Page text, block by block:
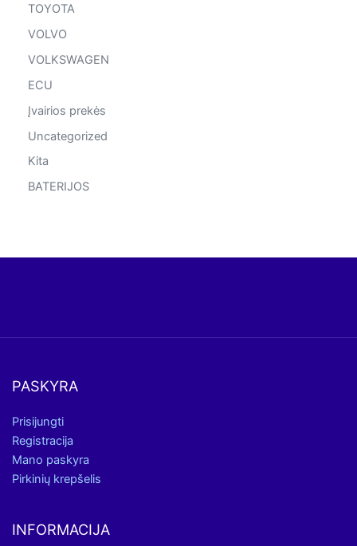
TOYOTA
VOLVO
VOLKSWAGEN
ECU
Įvairios prekės
Uncategorized
Kita
BATERIJOS
PASKYRA
Prisijungti
Registracija
Mano paskyra
Pirkinių krepšelis
INFORMACIJA